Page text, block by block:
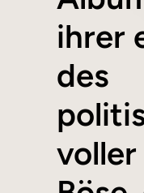
ihrer
des